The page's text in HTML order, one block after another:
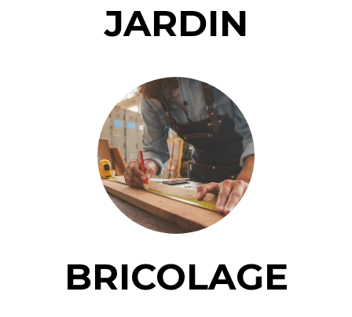
JARDIN
BRICOLAGE